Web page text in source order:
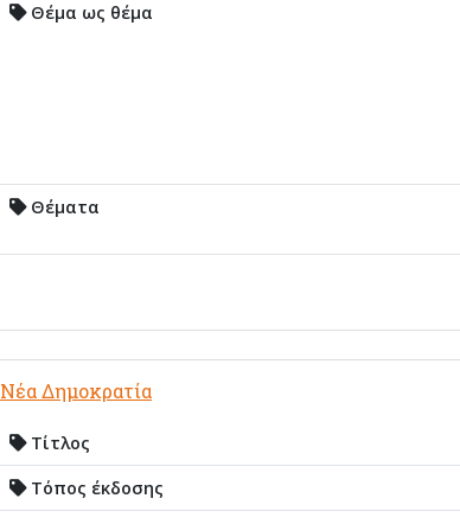
Θέμα ως θέμα
Θέματα
Νέα Δημοκρατία
Τίτλος
Τόπος έκδοσης